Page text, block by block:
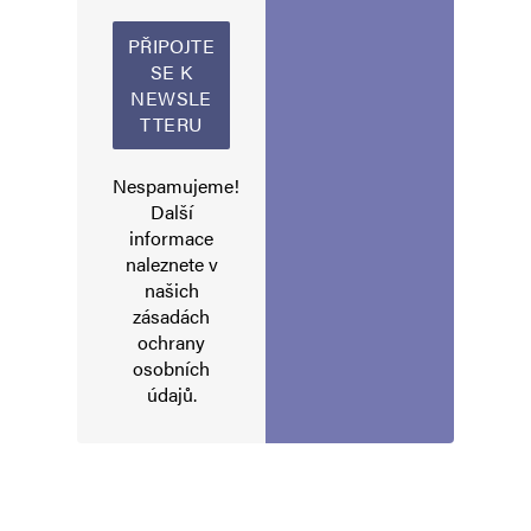
Uložit do prohlížeče jméno, e-mail a webovou stránku pro budoucí
Nespamujeme!
Další
informace
naleznete v
našich
zásadách
ochrany
osobních
údajů.